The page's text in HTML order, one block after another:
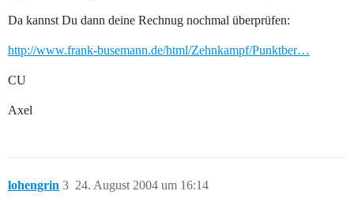
Da kannst Du dann deine Rechnug nochmal überprüfen:
http://www.frank-busemann.de/html/Zehnkampf/Punktber…
CU
Axel
lohengrin 24. August 2004 um 16:14
3